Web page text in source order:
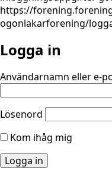
https://
ogonlakarforening/
Logga in
Användarnamn eller
Lösenord
Kom ihåg mig